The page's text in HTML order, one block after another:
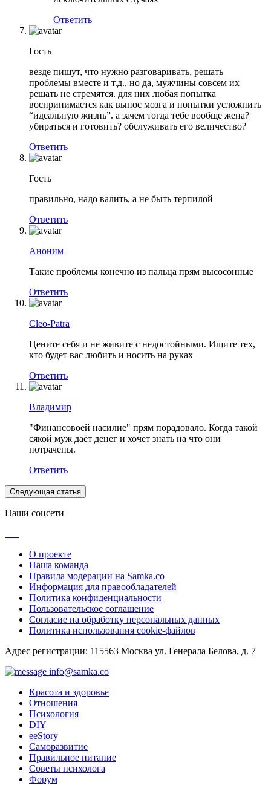
Ответить
Гость
везде пишут, что нужно разговаривать, решать
проблемы вместе и т.д., но да, мужчины совсем их
решать не стремятся. для них любая попытка
воспринимается как вынос мозга и попытки усложнить
“идеальную жизнь”. а зачем тогда тебе вообще жена?
убираться и готовить? обслуживать его величество?
Ответить
Гость
правильно, надо валить, а не быть терпилой
Ответить
Аноним
Такие проблемы конечно из пальца прям высосонные
Ответить
Cleo-Patra
Цените себя и не живите с недостойными. Ищите тех,
кто будет вас любить и носить на руках
Ответить
Владимир
"Финансовоей насилие" прям порадовало. Когда такой
сякой муж даёт денег и хочет знать на что они
потрачены.
Ответить
Следующая статья
Наши соцсети
О проекте
Наша команда
Правила модерации на Samka.co
Информация для правообладателей
Политика конфиденциальности
Пользовательское соглашение
Согласие на обработку персональных данных
Политика использования cookie-файлов
Адрес регистрации: 115563 Москва ул. Генерала Белова, д. 7
info@samka.co
Красота и здоровье
Отношения
Психология
DIY
ееStory
Саморазвитие
Правильное питание
Советы психолога
Форум